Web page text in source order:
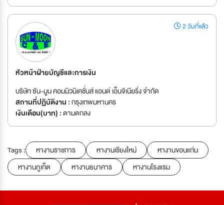
2 วันที่แล้ว
หัวหน้าฝ่ายบัญชีและการเงิน
บริษัท ซัน-มูน คอมมิวนิเคชั่นส์ แอนด์ เอ็นจิเนียริ่ง จำกัด
สถานที่ปฏิบัติงาน :กรุงเทพมหานคร
เงินเดือน(บาท) :ตามตกลง
Tags : หางานราชการ หางานเชียงใหม่
หางานขอนแก่น
หางานภูเก็ต
หางานธนาคาร หางานโรงแรม